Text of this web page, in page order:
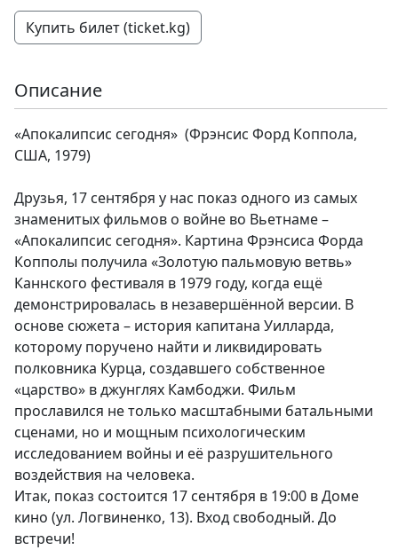
Купить билет (ticket.kg)
Описание
«Апокалипсис сегодня» (Фрэнсис Форд Коппола,
США, 1979)
Друзья, 17 сентября у нас показ одного из самых
знаменитых фильмов о войне во Вьетнаме –
«Апокалипсис сегодня». Картина Фрэнсиса Форда
Копполы получила «Золотую пальмовую ветвь»
Каннского фестиваля в 1979 году, когда ещё
демонстрировалась в незавершённой версии. В
основе сюжета – история капитана Уилларда,
которому поручено найти и ликвидировать
полковника Курца, создавшего собственное
«царство» в джунглях Камбоджи. Фильм
прославился не только масштабными батальными
сценами, но и мощным психологическим
исследованием войны и её разрушительного
воздействия на человека.
Итак, показ состоится 17 сентября в 19:00 в Доме
кино (ул. Логвиненко, 13). Вход свободный. До
встречи!